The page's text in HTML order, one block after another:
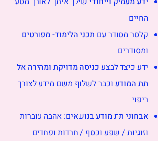
החיים
קלסר מסודר עם תכני הלימוד- מפורטים
ומסודרים
ידע כיצד לבצע כניסה מדויקת ומהירה אל
תת המודע וכבר לשלוף משם מידע לצורך
ריפוי
אבחוני תת מודעבנושאים: אהבה עוברות
וזוגיות / שפע וכסף / חרדות ופחדים